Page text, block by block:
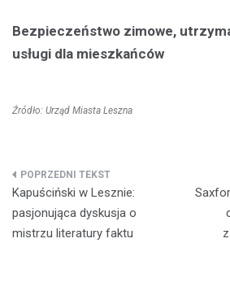
Bezpieczeństwo zimowe,
usługi dla mieszkańców
Źródło: Urząd Miasta Leszna
Nawigacja
wpisu
Kapuściński w Lesznie:
pasjonująca dyskusja o
mistrzu literatury faktu